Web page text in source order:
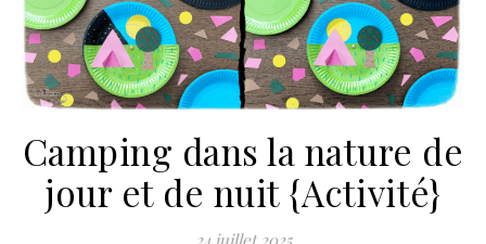
Camping dans la nature de
jour et de nuit {Activité}